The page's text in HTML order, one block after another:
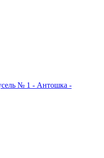
№ 1 - Антошка -